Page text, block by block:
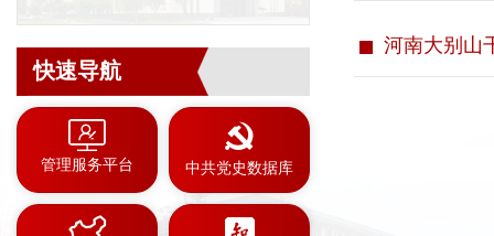
快速导航
管理服务平台 中共党史数据库
河南大别山干